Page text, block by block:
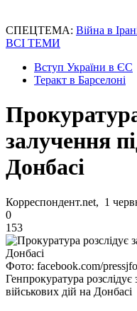
СПЕЦТЕМА: Війна в
ВСІ ТЕМИ
Вступ України в ЄС
Теракт в Барселоні
залучення
Донбасі
Корреспондент.net, 1
0
153
Фото: facebook.com/
Генпрокуратура
військових дій на Донбасі